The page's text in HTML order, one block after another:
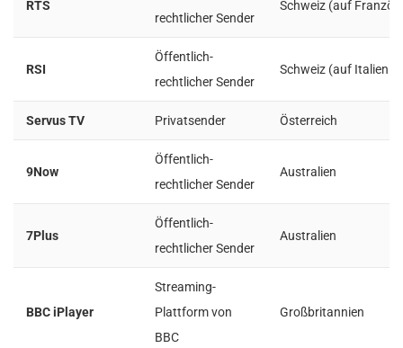
RTS
rechtlicher Sender
Schweiz (auf
RSI
Öffentlich-
rechtlicher Sender
Schweiz (auf
Servus TV Privatsender Österreich
9Now
Öffentlich-
rechtlicher Sender
Australien
7Plus
Öffentlich-
rechtlicher Sender
Australien
BBC iPlayer
Streaming-
Plattform von
BBC
Großbritannien